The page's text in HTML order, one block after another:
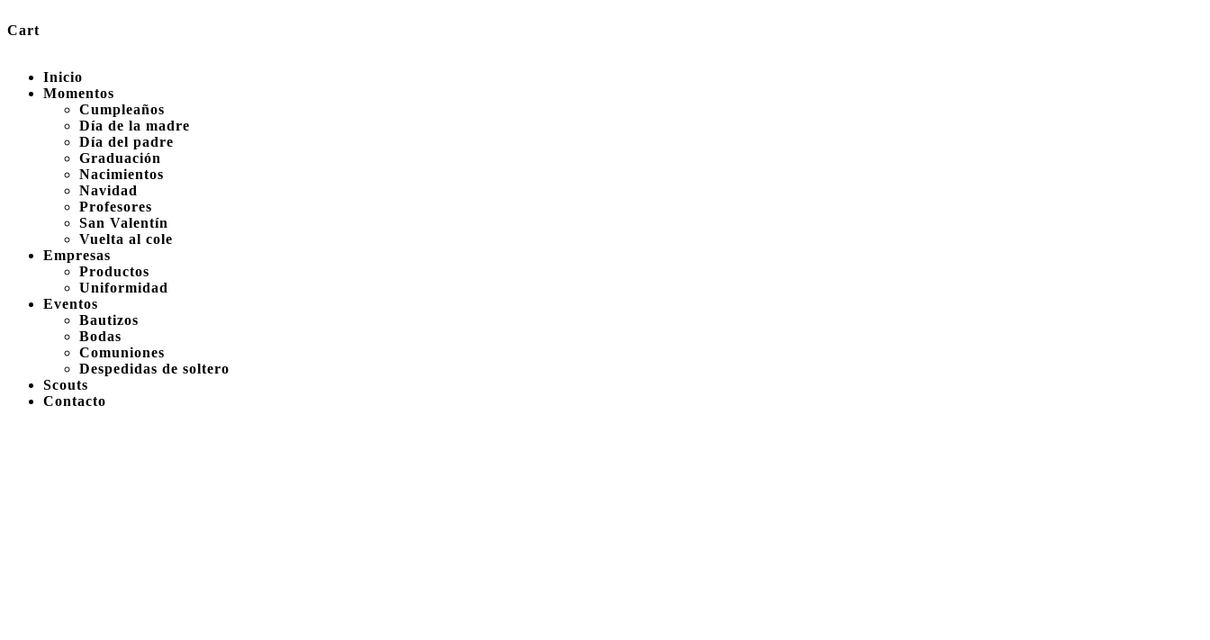
Cart
Inicio
Momentos
Cumpleaños
Día de la madre
Día del padre
Graduación
Nacimientos
Navidad
Profesores
San Valentín
Vuelta al cole
Empresas
Productos
Uniformidad
Eventos
Bautizos
Bodas
Comuniones
Despedidas de soltero
Scouts
Contacto